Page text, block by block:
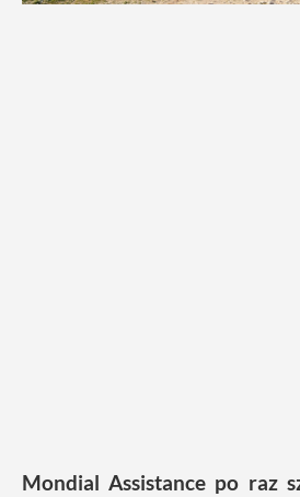
Mondial Assistance po raz